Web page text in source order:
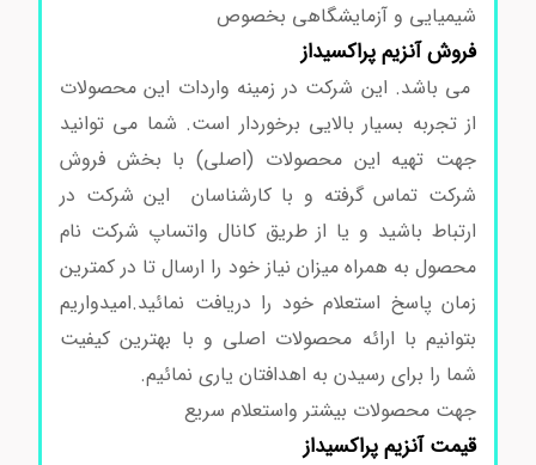
شیمیایی و آزمایشگاهی بخصوص
فروش آنزیم پراکسیداز
می باشد. این شرکت در زمینه واردات این محصولات
از تجربه بسیار بالایی برخوردار است. شما می توانید
جهت تهیه این محصولات (اصلی) با بخش فروش
شرکت تماس گرفته و با کارشناسان این شرکت در
ارتباط باشید و یا از طریق کانال واتساپ شرکت نام
محصول به همراه میزان نیاز خود را ارسال تا در کمترین
زمان پاسخ استعلام خود را دریافت نمائید.امیدواریم
بتوانیم با ارائه محصولات اصلی و با بهترین کیفیت
شما را برای رسیدن به اهدافتان یاری نمائیم.
جهت محصولات بیشتر واستعلام سریع
قیمتآنزیم پراکسیداز